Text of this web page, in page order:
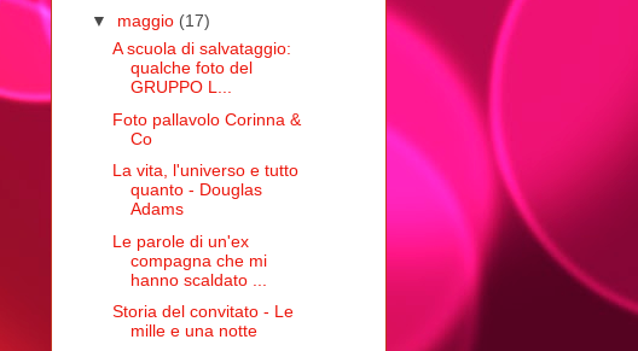
▼ maggio (17)
A scuola di salvataggio:
qualche foto del
GRUPPO L...
Foto pallavolo Corinna &
Co
La vita, l'universo e tutto
quanto - Douglas
Adams
Le parole di un'ex
compagna che mi
hanno scaldato ...
Storia del convitato - Le
mille e una notte